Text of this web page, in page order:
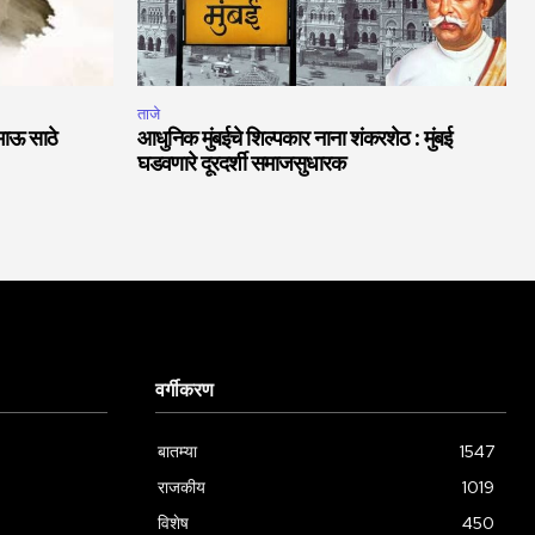
साठे
ताजे
आधुनिक मुंबईचे शिल्पकार नाना शंकरशेठ : मुंबई
घडवणारे दूरदर्शी समाजसुधारक
वर्गीकरण
बातम्या
1547
राजकीय
1019
विशेष
450